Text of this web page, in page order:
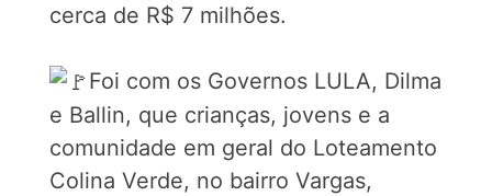
cerca de R$ 7 milhões.
Foi com os Governos LULA, Dilma
e Ballin, que crianças, jovens e a
comunidade em geral do Loteamento
Colina Verde, no bairro Vargas,